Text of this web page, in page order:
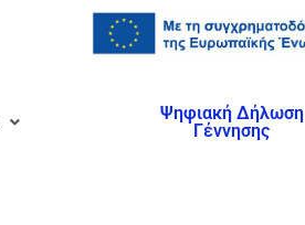
Ψηφιακή Δήλωση
Γέννησης